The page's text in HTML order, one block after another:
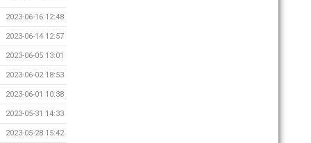
2023-06-16 12:48
2023-06-14 12:57
2023-06-05 13:01
2023-06-02 18:53
2023-06-01 10:38
2023-05-31 14:33
2023-05-28 15:42